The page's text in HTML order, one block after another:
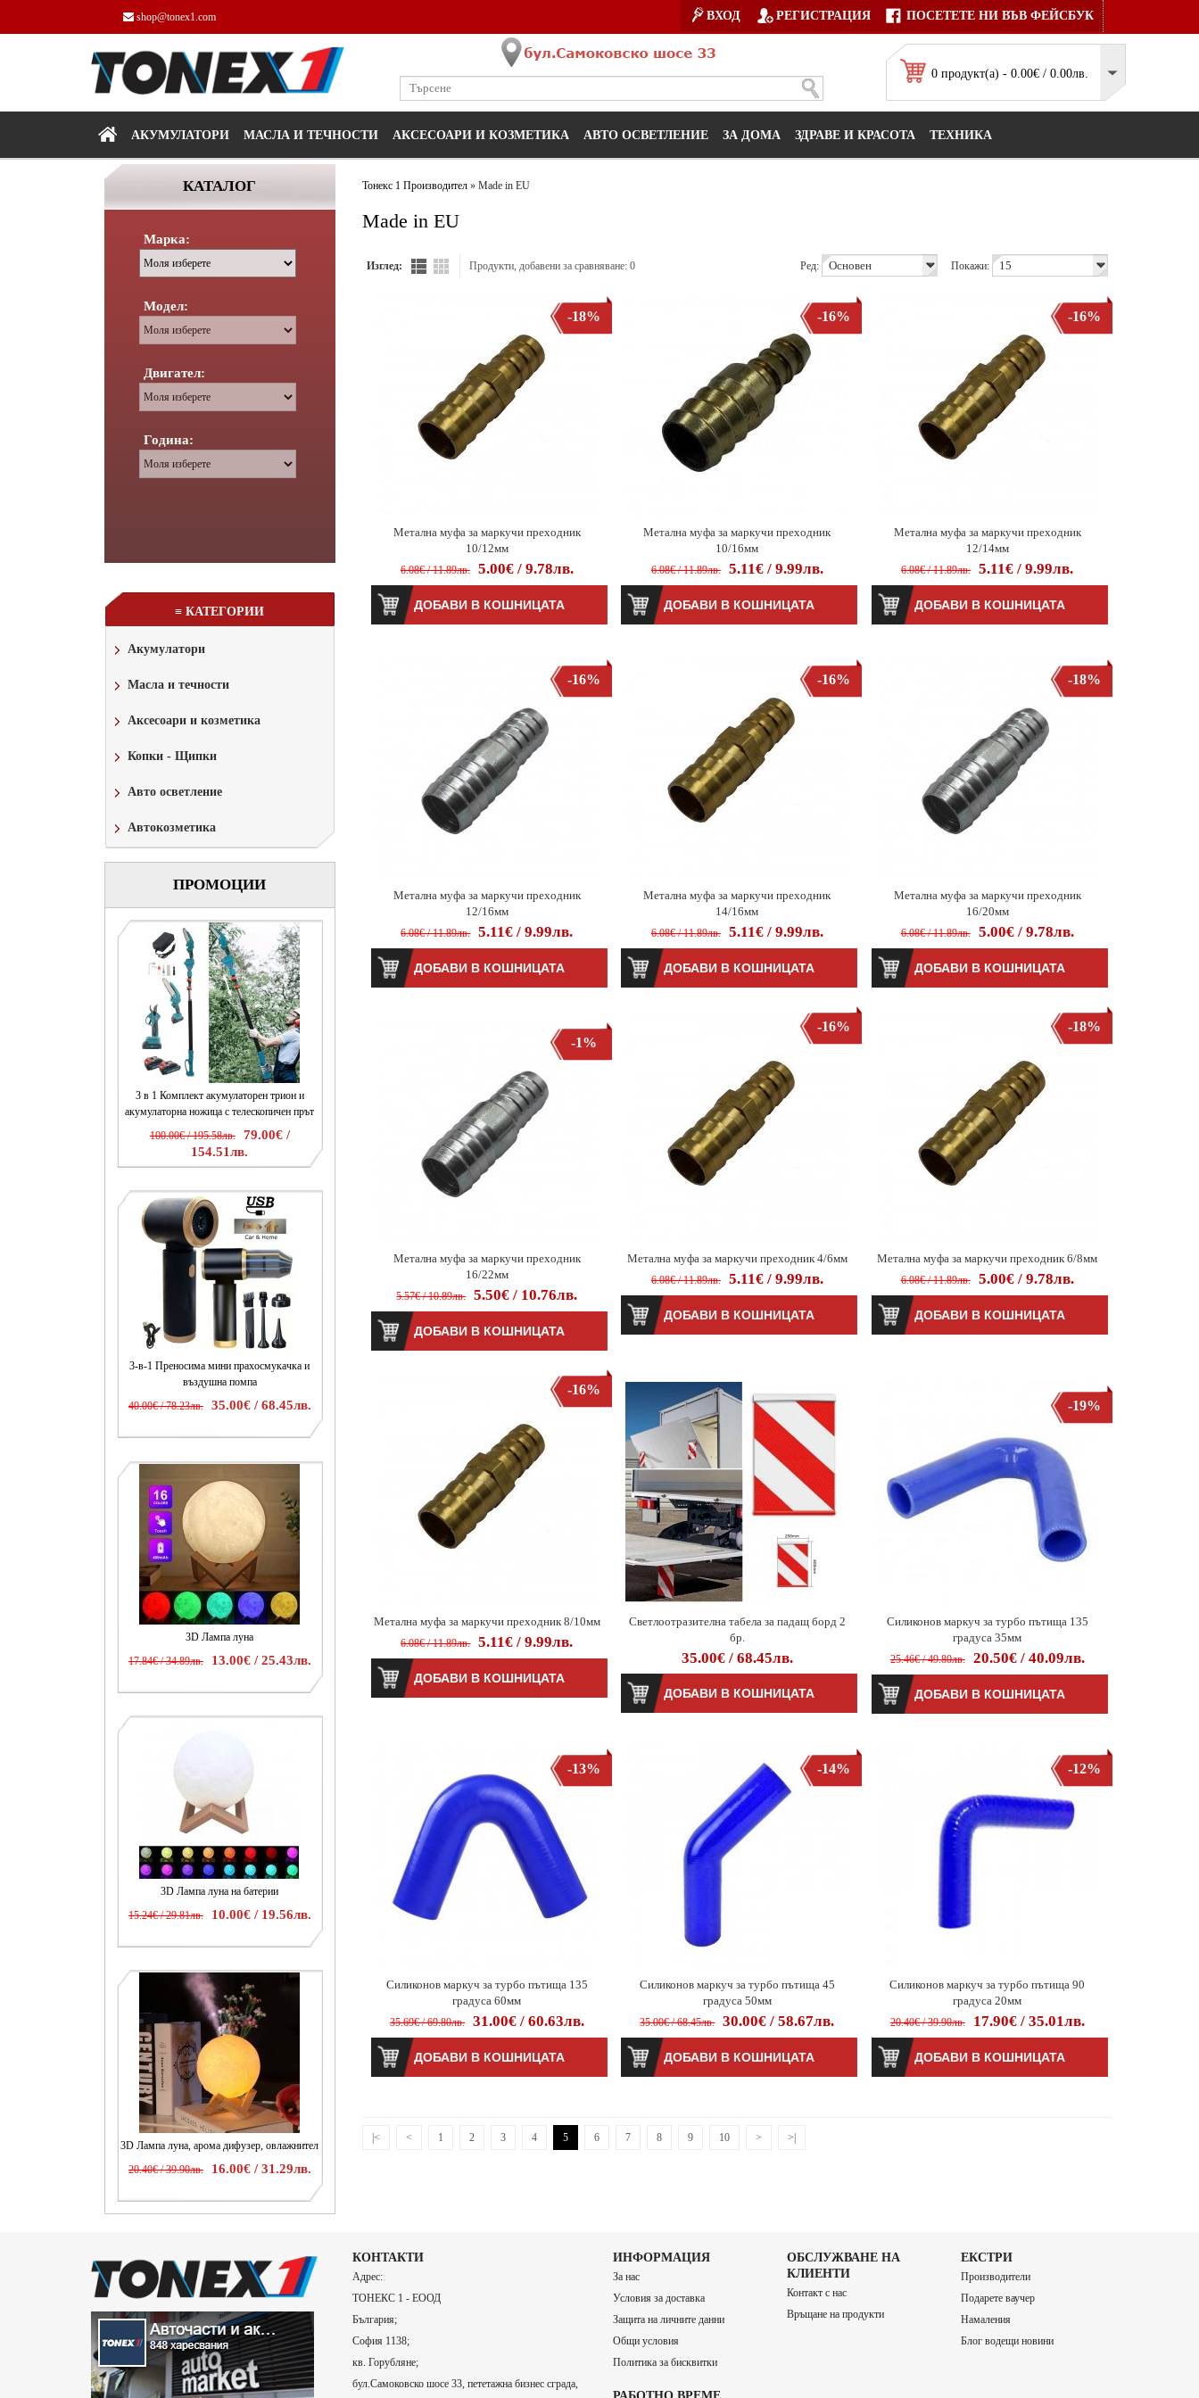
ВХОД РЕГИСТРАЦИЯ ПОСЕТЕТЕ НИ ВЪВ ФЕЙСБУК
shop@tonex1.com
0 продукт(а) - 0.00€ / 0.00лв.
АКУМУЛАТОРИ МАСЛА И ТЕЧНОСТИ АКСЕСОАРИ И КОЗМЕТИКА АВТО ОСВЕТЛЕНИЕ ЗА ДОМА ЗДРАВЕ И КРАСОТА ТЕХНИКА
КАТАЛОГ
Марка:
Модел:
Двигател:
Година:
≡ КАТЕГОРИИ
Акумулатори
Масла и течности
Аксесоари и козметика
Копки - Щипки
Авто осветление
Автокозметика
ПРОМОЦИИ
3 в 1 Комплект акумулаторен трион и
акумулаторна ножица с телескопичен прът
100.00€ / 195.58лв.
79.00€ /
154.51лв.
3-в-1 Преносима мини прахосмукачка и
въздушна помпа
40.00€ / 78.23лв.
35.00€ / 68.45лв.
3D Лампа луна
17.84€ / 34.89лв.
13.00€ / 25.43лв.
3D Лампа луна на батерии
15.24€ / 29.81лв.
10.00€ / 19.56лв.
3D Лампа луна, арома дифузер, овлажнител
20.40€ / 39.90лв.
16.00€ / 31.29лв.
Тонекс 1 Производител» Made in EU
Made in EU
Изглед: Продукти, добавени за сравняване: 0 Покажи:
Ред:
Метална муфа за маркучи преходник
10/12мм
6.08€ / 11.89лв. 5.00€ / 9.78лв.
-18%
Метална муфа за маркучи преходник
10/16мм
6.08€ / 11.89лв. 5.11€ / 9.99лв.
-16%
Метална муфа за маркучи преходник
12/14мм
6.08€ / 11.89лв. 5.11€ / 9.99лв.
-16%
Метална муфа за маркучи преходник
12/16мм
6.08€ / 11.89лв. 5.11€ / 9.99лв.
-16%
Метална муфа за маркучи преходник
14/16мм
6.08€ / 11.89лв. 5.11€ / 9.99лв.
-16%
Метална муфа за маркучи преходник
16/20мм
6.08€ / 11.89лв. 5.00€ / 9.78лв.
-18%
Метална муфа за маркучи преходник
16/22мм
5.57€ / 10.89лв. 5.50€ / 10.76лв.
-1%
Метална муфа за маркучи преходник 4/6мм
6.08€ / 11.89лв. 5.11€ / 9.99лв.
-16%
Метална муфа за маркучи преходник 6/8мм
6.08€ / 11.89лв. 5.00€ / 9.78лв.
-18%
Метална муфа за маркучи преходник 8/10мм
6.08€ / 11.89лв. 5.11€ / 9.99лв.
-16%
Светлоотразителна табела за падащ борд 2
бр.
35.00€ / 68.45лв.
Силиконов маркуч за турбо пътища 135
градуса 35мм
25.46€ / 49.80лв. 20.50€ / 40.09лв.
-19%
Силиконов маркуч за турбо пътища 135
градуса 60мм
35.69€ / 69.80лв. 31.00€ / 60.63лв.
-13%
Силиконов маркуч за турбо пътища 45
градуса 50мм
35.00€ / 68.45лв. 30.00€ / 58.67лв.
-14%
Силиконов маркуч за турбо пътища 90
градуса 20мм
20.40€ / 39.90лв. 17.90€ / 35.01лв.
-12%
|< < 1 2 3 4 5 6 7 8 9 10 > >|
КОНТАКТИ
Адрес:
ТОНЕКС 1 - ЕООД
България;
София 1138;
кв. Горубляне;
бул.Самоковско шосе 33, пететажна бизнес сграда,
ИНФОРМАЦИЯ
За нас
Условия за доставка
Защита на личните данни
Общи условия
Политика за бисквитки
ОБСЛУЖВАНЕ НА
КЛИЕНТИ
Контакт с нас
Връщане на продукти
ЕКСТРИ
Производители
Подарете ваучер
Намаления
Блог водещи новини